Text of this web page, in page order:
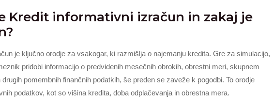
Kredit informativni izračun in zakaj je
je ključno orodje za vsakogar, ki razmišlja o najemanju kredita. Gre za simulacijo,
pridobi informacijo o predvidenih mesečnih obrokih, obrestni meri, skupnem
pomembnih finančnih podatkih, še preden se zaveže k pogodbi. To orodje
podatkov, kot so višina kredita, doba odplačevanja in obrestna mera.